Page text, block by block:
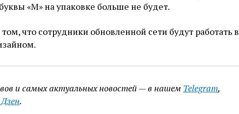
«М» на упаковке больше не будет.
том, что сотрудники обновленной сети будут работать в
и самых актуальных новостей — в нашем Telegram,
.